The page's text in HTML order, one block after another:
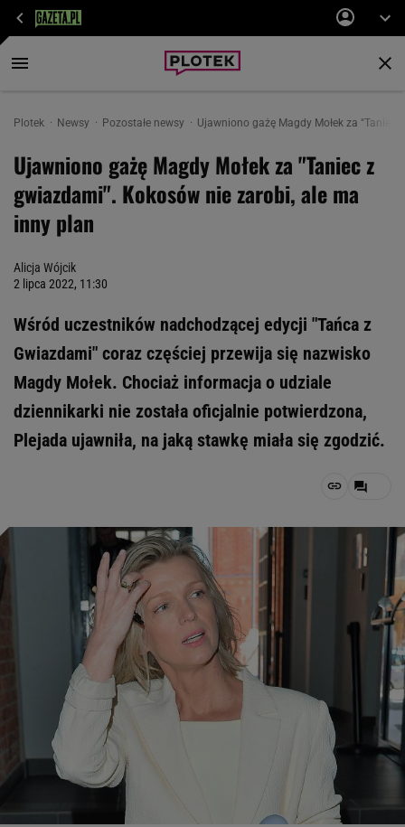
Plotek Newsy Pozostałe newsy Ujawniono gażę Magdy Mołek za
Ujawniono gażę Magdy Mołek za "Taniec z
gwiazdami". Kokosów nie zarobi, ale ma
inny plan
Alicja Wójcik
2 lipca 2022, 11:30
Wśród uczestników nadchodzącej edycji "Tańca z
Gwiazdami" coraz częściej przewija się nazwisko
Magdy Mołek. Chociaż informacja o udziale
dziennikarki nie została oficjalnie potwierdzona,
Plejada ujawniła, na jaką stawkę miała się zgodzić.